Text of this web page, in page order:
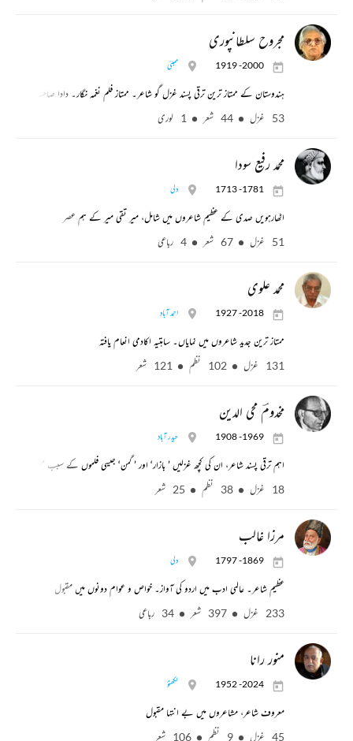
مجروح سلطانپوری
1919 -2000 ممبئی
ہندوستان کے ممتاز ترین ترقی پسند غزل گو شاعر۔ ممتاز فلم نغمہ نگار۔ دادا صاحب پھالکے
53 غزل
44 شعر 1 لوری
محمد رفیع سودا
1713 -1781 دلی
اٹھارہویں صدی کے عظیم شاعروں میں شامل، میر تقی میر کے ہم عصر
51 غزل
67 شعر 4 رباعی
محمد علوی
1927 -2018 احمد آباد
ممتاز ترین جدید شاعروں میں نمایاں۔ ساہتیہ اکادمی انعام یافتہ
131 غزل
102 نظم 121 شعر
مخدومؔ محی الدین
1908 -1969 حیدر آباد
اہم ترقی پسند شاعر، ان کی کچھ غزلیں ’ بازار‘ اور ’ گمن‘ جیسی فلموں کے سبب مقبول
18 غزل
38 نظم 25 شعر
مرزا غالب
1797 -1869 دلی
عظیم شاعر۔ عالمی ادب میں اردو کی آواز۔ خواص و عوام دونوں میں مقبول
233 غزل
397 شعر 34 رباعی
منور رانا
1952 -2024 لکھنؤ
معروف شاعر، مشاعروں میں بے انتہا مقبول
45 غزل
9 نظم 106 شعر